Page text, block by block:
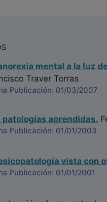
mental a la luz
Traver Torras
Publicación: 01/03/2007
patologías aprendidas.
Publicación: 01/01/2003
vista con
Publicación: 01/01/2001